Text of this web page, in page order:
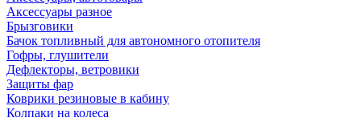
Аксессуары разное
Брызговики
Бачок топливный для автономного отопителя
Гофры, глушители
Дефлекторы, ветровики
Защиты фар
Коврики резиновые в кабину
Колпаки на колеса